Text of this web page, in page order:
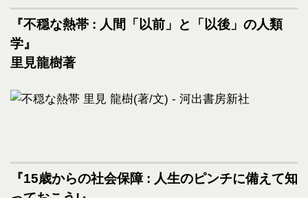
『不穏な熱帯 : 人間「以前」と「以後」の人類
学』
里見龍樹著
『15歳からの社会保障 : 人生のピンチに備えて知